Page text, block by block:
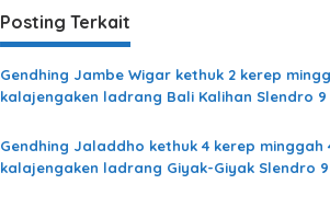
Posting Terkait
Gendhing Jambe Wigar kethuk 2 kerep
kalajengaken ladrang Bali Kalihan Slendro 9
Gendhing Jaladdho kethuk 4 kerep minggah
kalajengaken ladrang Giyak-Giyak Slendro 9